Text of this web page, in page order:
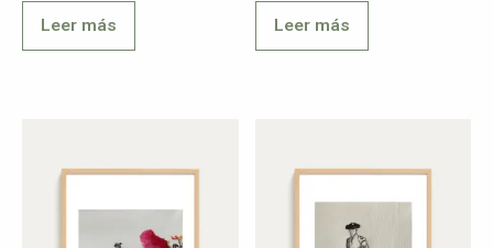
Leer más Leer más